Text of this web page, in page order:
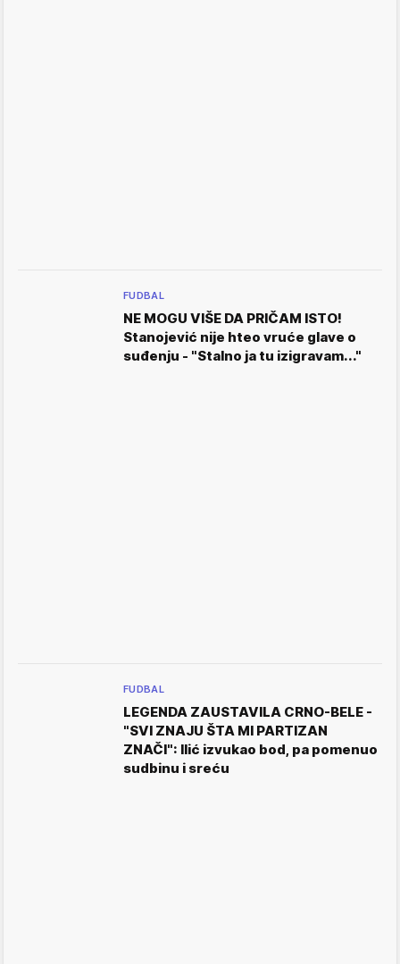
FUDBAL
NE MOGU VIŠE DA PRIČAM ISTO!
Stanojević nije hteo vruće glave o
suđenju - "Stalno ja tu izigravam..."
FUDBAL
LEGENDA ZAUSTAVILA CRNO-BELE -
"SVI ZNAJU ŠTA MI PARTIZAN
ZNAČI": Ilić izvukao bod, pa pomenuo
sudbinu i sreću